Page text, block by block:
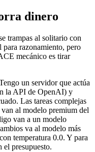
dinero
trampas al solitario con
razonamiento, pero
mecánico es tirar
un servidor que actúa
la API de OpenAI) y
Las tareas complejas
al modelo premium del
van a un modelo
va al modelo más
temperatura 0.0. Y para
el presupuesto.